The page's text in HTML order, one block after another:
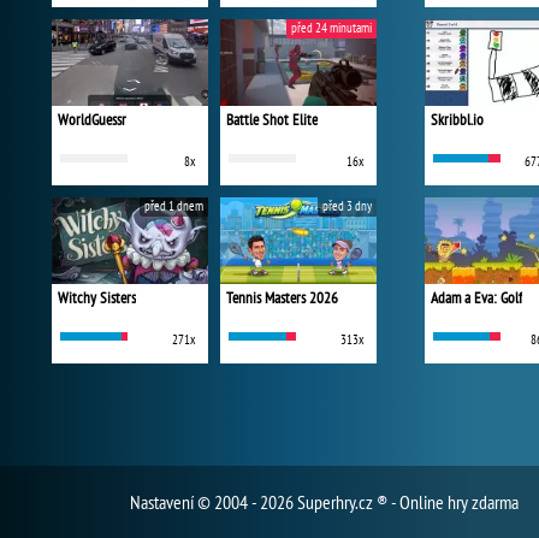
WorldGuessr
8x
Battle Shot Elite
16x
před 24 minutami
Witchy Sisters
271x
před 1 dnem
Tennis Masters 2026
313x
před 3 dny
Skribbl.io
Adam a Eva: Golf
Nastavení© 2004 - 2026 Superhry.cz ® - Online hry zdarma